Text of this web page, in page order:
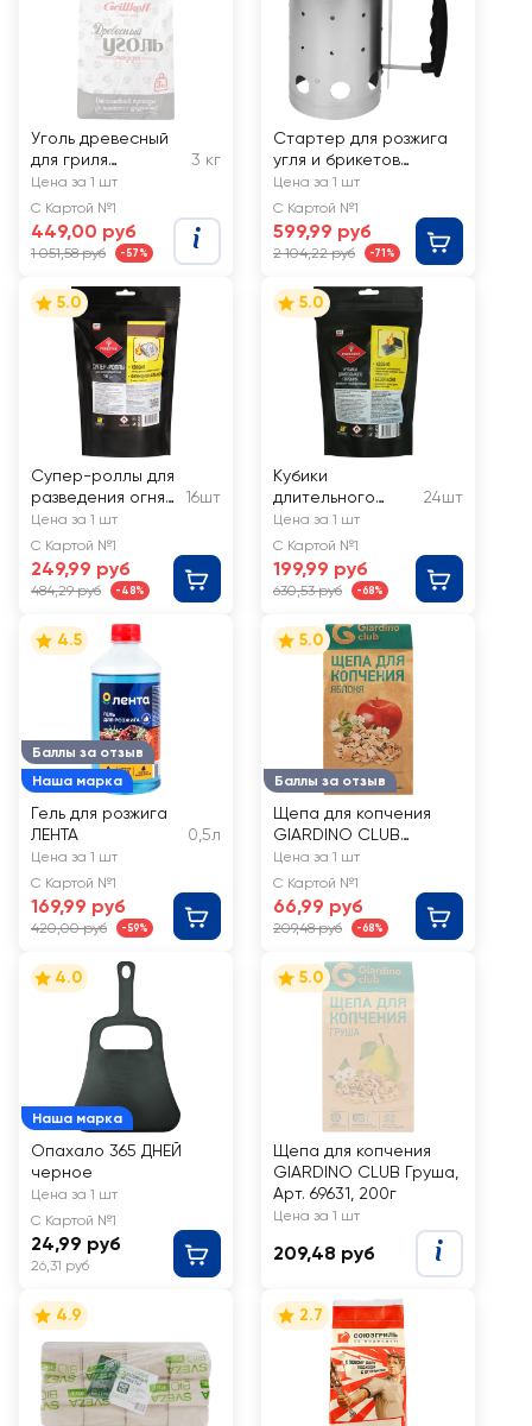
Уголь древесный
для гриля
GRILLKOFF
Стандарт, пакет с
ручкой, Арт. 377
3 кг
Цена за 1 шт
С Картой №1
449,00 руб
1 051,58 руб -57%
Стартер для розжига
угля и брикетов
PLATINUM CHOICE
26,7х16,7см, Арт. EK23-
2552301
Цена за 1 шт
С Картой №1
599,99 руб
2 104,22 руб -71%
5.0
Супер-роллы для
разведения огня
FORESTER, Арт.
BC-931
16шт
Цена за 1 шт
С Картой №1
249,99 руб
484,29 руб -48%
5.0
Кубики
длительного
горения
FORESTER
древесно-
парафиновые,
Арт. BC-933
24шт
Цена за 1 шт
С Картой №1
199,99 руб
630,53 руб -68%
Баллы за отзыв
Наша марка
4.5
Гель для розжига
ЛЕНТА
0,5л
Цена за 1 шт
С Картой №1
169,99 руб
420,00 руб -59%
Баллы за отзыв
5.0
Щепа для копчения
GIARDINO CLUB
Яблоня, Арт. 69632,
200г
Цена за 1 шт
С Картой №1
66,99 руб
209,48 руб -68%
Наша марка
4.0
Опахало 365 ДНЕЙ
черное
Цена за 1 шт
С Картой №1
24,99 руб
26,31 руб
5.0
Щепа для копчения
GIARDINO CLUB Груша,
Арт. 69631, 200г
Цена за 1 шт
209,48 руб
4.9 2.7